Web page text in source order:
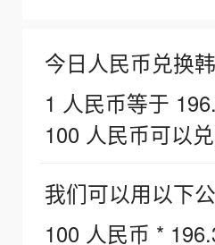
今日人民币兑换
1 人民币等于
100 人民币可以
我们可以用以下
100 人民币 *